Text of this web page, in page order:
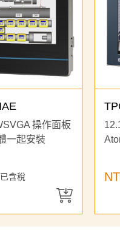
操作面板
一起安裝
已含稅